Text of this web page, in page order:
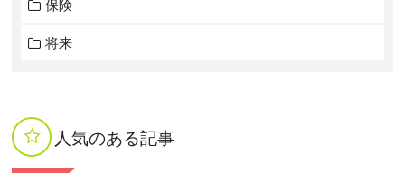
保険
将来
人気のある記事